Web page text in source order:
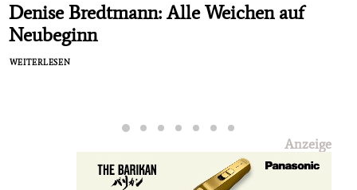
Denise Bredtmann: Alle Weichen auf
Neubeginn
WEITERLESEN
Anzeige